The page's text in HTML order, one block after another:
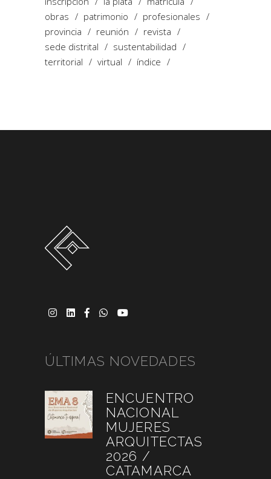
obras
patrimonio
profesionales
provincia
reunión
revista
sede distrital
sustentabilidad
territorial
virtual índice
ÚLTIMAS NOVEDADES
ENCUENTRO
NACIONAL
MUJERES
ARQUITECTAS
2026 /
CATAMARCA